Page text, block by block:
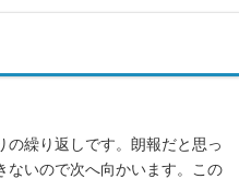
繰り返しです。朗報だと思っ
ないので次へ向かいます。この